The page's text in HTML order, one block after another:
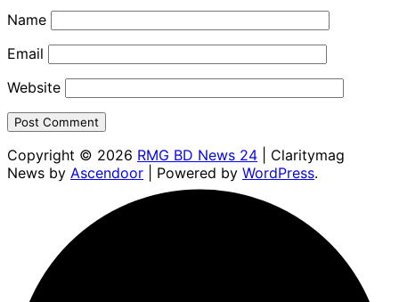
Name
Email
Website
Copyright © 2026 RMG BD News 24 | Claritymag
News by Ascendoor | Powered by WordPress.